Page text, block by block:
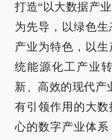
打造“以大数据产
为先导，以绿色
产业为特色，以
统能源化工产业
新、高效的现代产
有引领作用的大
心的数字产业体